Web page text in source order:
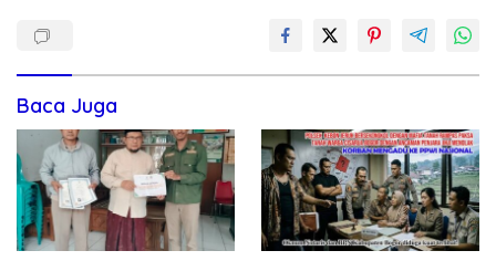
Baca Juga